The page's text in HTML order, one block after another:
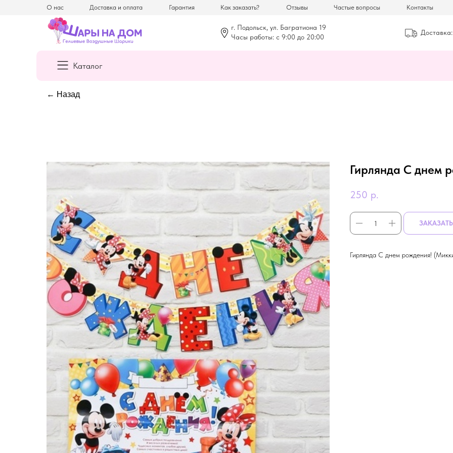
Отзывы Частые вопросы Контакты
Гарантия Как заказать?
Доставка и оплата
О нас
г. Подольск, ул. Багратиона 19
Часы работы: с 9:00 до 20:00
Доставка:
Каталог
← Назад
Гирлянда С днем
250 р.
ЗАКАЗАТЬ
Гирлянда С днем рождения!